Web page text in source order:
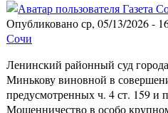
Опубликовано ср, 05/13/2026 -
Сочи
Ленинский районный суд
Минькову виновной в
предусмотренных ч. 4 ст. 159 и
Мошенничество в особо